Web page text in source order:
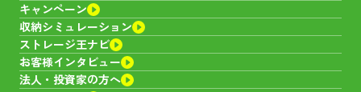
キャンペーン
収納シミュレーション
ストレージ王ナビ
お客様インタビュー
法人・投資家の方へ